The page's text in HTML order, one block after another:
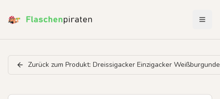
Zurück zum Produkt: Dreissigacker Einzigacker